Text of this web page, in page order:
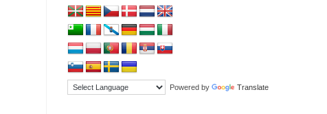
Powered by Translate